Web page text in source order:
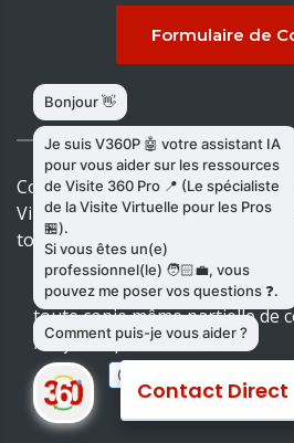
Formulaire de
Copyright & copies. 2026© Visite
Virtualisons votre Établissement
toutes les Spécificités
toute copie même partielle de
l'objet de poursuites
Contact Direct